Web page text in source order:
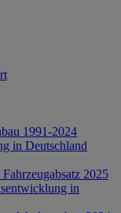
1991-2024
in Deutschland
2025
in